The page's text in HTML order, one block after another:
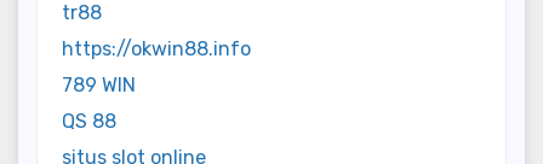
tr88
https://okwin88.info
789 WIN
QS 88
situs slot online